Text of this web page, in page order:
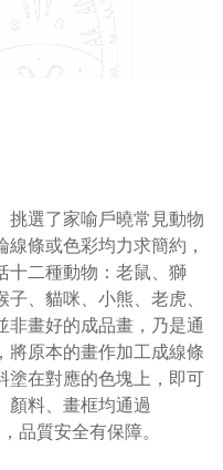
挑選了家喻戶曉常見動物
條或色彩均力求簡約，
十二種動物：老鼠、獅
、貓咪、小熊、老虎、
非畫好的成品畫，乃是通
將原本的畫作加工成線條
塗在對應的色塊上，即可
顏料、畫框均通過
品質安全有保障。